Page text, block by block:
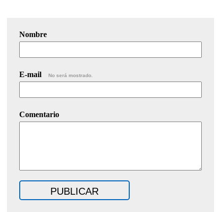
Nombre
E-mail No será mostrado.
Comentario